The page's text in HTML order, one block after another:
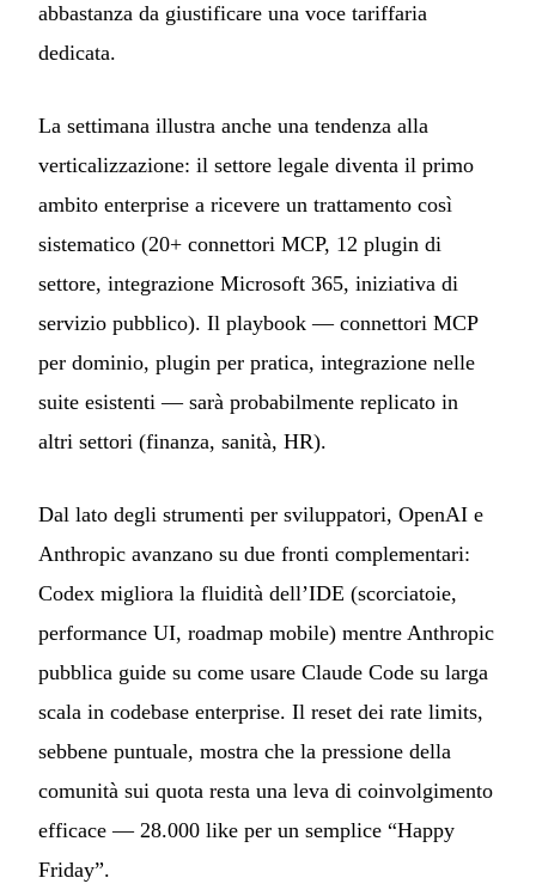
abbastanza da giustificare una voce tariffaria
dedicata.
La settimana illustra anche una tendenza alla
verticalizzazione: il settore legale diventa il primo
ambito enterprise a ricevere un trattamento così
sistematico (20+ connettori MCP, 12 plugin di
settore, integrazione Microsoft 365, iniziativa di
servizio pubblico). Il playbook — connettori MCP
per dominio, plugin per pratica, integrazione nelle
suite esistenti — sarà probabilmente replicato in
altri settori (finanza, sanità, HR).
Dal lato degli strumenti per sviluppatori, OpenAI e
Anthropic avanzano su due fronti complementari:
Codex migliora la fluidità dell’IDE (scorciatoie,
performance UI, roadmap mobile) mentre Anthropic
pubblica guide su come usare Claude Code su larga
scala in codebase enterprise. Il reset dei rate limits,
sebbene puntuale, mostra che la pressione della
comunità sui quota resta una leva di coinvolgimento
efficace — 28.000 like per un semplice “Happy
Friday”.